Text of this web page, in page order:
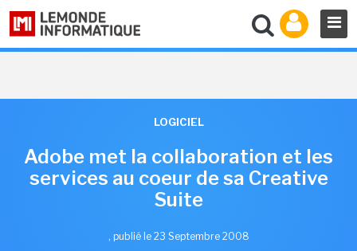
LOGICIEL
Adobe met la collaboration et les
services au coeur de sa Creative
Suite
, publié le 23 Septembre 2008